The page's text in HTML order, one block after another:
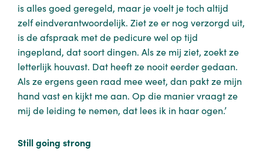
is alles goed geregeld, maar je voelt je toch altijd
zelf eindverantwoordelijk. Ziet ze er nog verzorgd uit,
is de afspraak met de pedicure wel op tijd
ingepland, dat soort dingen. Als ze mij ziet, zoekt ze
letterlijk houvast. Dat heeft ze nooit eerder gedaan.
Als ze ergens geen raad mee weet, dan pakt ze mijn
hand vast en kijkt me aan. Op die manier vraagt ze
mij de leiding te nemen, dat lees ik in haar ogen.’
Still going strong